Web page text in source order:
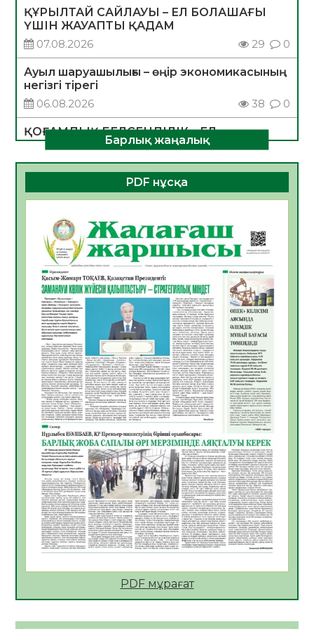
ҚҰРЫЛТАЙ САЙЛАУЫ – ЕЛ БОЛАШАҒЫ
ҮШІН ЖАУАПТЫ ҚАДАМ
07.08.2026
29 0
Ауыл шаруашылығы – өңір экономикасының
негізгі тірегі
06.08.2026
38 0
ҚОҒАМДЫҚ БЕЛСЕНДІЛІК – ЕЛ
ДАМУЫНЫҢ НЕГІЗІ
06.08.2026
35 0
ҚҰРЫЛТАЙ САЙЛАУЫ – БОЛАШАҚҚА
06.08.2026
Инфекциялық ауруларға қарсы иммундау
жұмыстарының тиімділігі
06.08.2026
39
Көкжөтел ауруы туралы
06.08.2026
35
АПВ вакцинасы туралы мәлімет
06.08.2026
35
Open Air: Қызылорда облысы полиция
департаменті 20 мыңнан астам
көрерменнің қауіпсіздігін қамтамасыз етті
06.08.2026
47
ҚЫЗЫЛОРДАДА «САНАЛЫ ҰРПАҚ –
ЖАРҚЫН БОЛАШАҚ» АТТЫ КЕҢЕЙТІЛГЕН
МӘЖІЛІС ӨТТІ
05.08.2026
48
Қазақстан Орталық Азиядағы көшуге ең
азаматтың міндеті
Барлық жаңалық
PDF нұсқа
PDF мұрағат